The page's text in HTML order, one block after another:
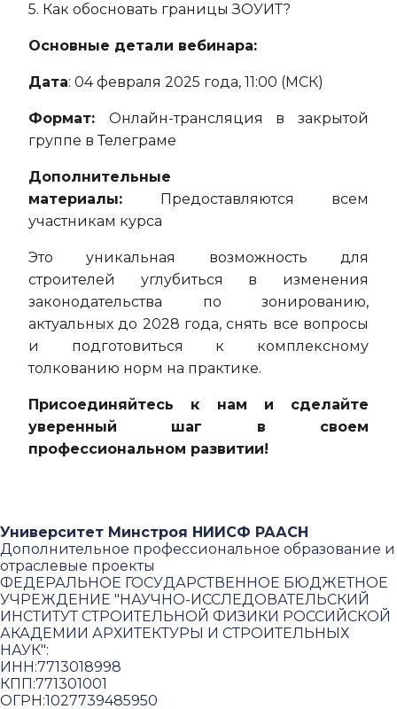
5. Как обосновать границы ЗОУИТ?
Основные детали вебинара:
Дата: 04 февраля 2025 года, 11:00 (МСК)
Формат: Онлайн-трансляция в закрытой
группе в Телеграме
Дополнительные
материалы: Предоставляются всем
участникам курса
Это уникальная возможность для
строителей углубиться в изменения
законодательства по зонированию,
актуальных до 2028 года, снять все вопросы
и подготовиться к комплексному
толкованию норм на практике.
Присоединяйтесь к нам и сделайте
уверенный шаг в своем
профессиональном развитии!
Университет Минстроя НИИСФ РААСН
Дополнительное профессиональное образование и
отраслевые проекты
ФЕДЕРАЛЬНОЕ ГОСУДАРСТВЕННОЕ БЮДЖЕТНОЕ
УЧРЕЖДЕНИЕ "НАУЧНО-ИССЛЕДОВАТЕЛЬСКИЙ
ИНСТИТУТ СТРОИТЕЛЬНОЙ ФИЗИКИ РОССИЙСКОЙ
АКАДЕМИИ АРХИТЕКТУРЫ И СТРОИТЕЛЬНЫХ
НАУК":
ИНН:7713018998
КПП:771301001
ОГРН:1027739485950